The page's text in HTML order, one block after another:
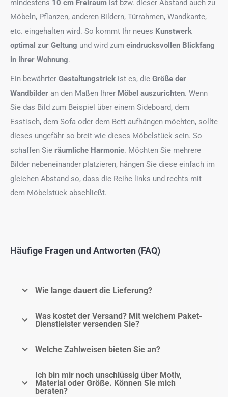
mindestens 10 cm Freiraum ist bzw. dieser Abstand auch zu
Möbeln, Pflanzen, anderen Bildern, Türrahmen, Wandkante,
etc. eingehalten wird. So kommt Ihr neues Kunstwerk
optimal zur Geltung und wird zum eindrucksvollen Blickfang
in Ihrer Wohnung.
Ein bewährter Gestaltungstrick ist es, die Größe der
Wandbilder an den Maßen Ihrer Möbel auszurichten. Wenn
Sie das Bild zum Beispiel über einem Sideboard, dem
Esstisch, dem Sofa oder dem Bett aufhängen möchten, sollte
dieses ungefähr so breit wie dieses Möbelstück sein. So
schaffen Sie räumliche Harmonie. Möchten Sie mehrere
Bilder nebeneinander platzieren, hängen Sie diese einfach im
gleichen Abstand so, dass die Reihe links und rechts mit
dem Möbelstück abschließt.
Häufige Fragen und Antworten (FAQ)
Wie lange dauert die Lieferung?
Was kostet der Versand? Mit welchem Paket-
Dienstleister versenden Sie?
Welche Zahlweisen bieten Sie an?
Ich bin mir noch unschlüssig über Motiv,
Material oder Größe. Können Sie mich
beraten?